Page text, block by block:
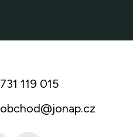
731 119 015
obchod@jonap.cz